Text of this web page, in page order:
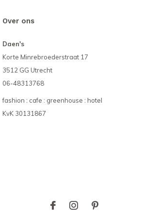
Over ons
Daen's
Korte Minrebroederstraat 17
3512 GG Utrecht
06-48313768
fashion : cafe : greenhouse : hotel
KvK 30131867